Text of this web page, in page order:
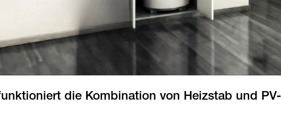
die Kombination von Heizstab und